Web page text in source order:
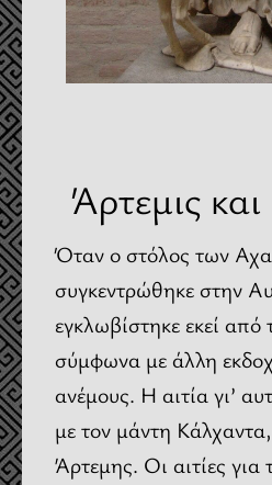
Άρτεμις και
Όταν ο στόλος των
συγκεντρώθηκε στην
εγκλωβίστηκε εκεί
σύμφωνα με άλλη
ανέμους. Η αιτία γι’
με τον μάντη
Άρτεμης. Οι αιτίες για